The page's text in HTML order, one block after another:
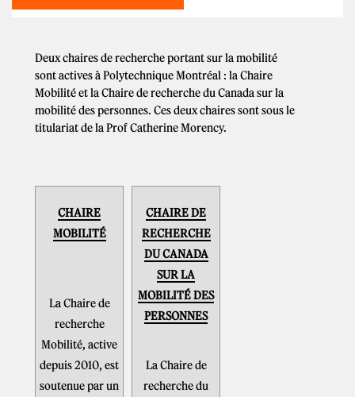
Deux chaires de recherche portant sur la mobilité
sont actives à Polytechnique Montréal : la Chaire
Mobilité et la Chaire de recherche du Canada sur la
mobilité des personnes. Ces deux chaires sont sous le
titulariat de la Prof Catherine Morency.
CHAIRE
MOBILITÉ
La Chaire de
recherche
Mobilité, active
depuis 2010, est
soutenue par un
CHAIRE DE
RECHERCHE
DU CANADA
SUR LA
MOBILITÉ DES
PERSONNES
La Chaire de
recherche du